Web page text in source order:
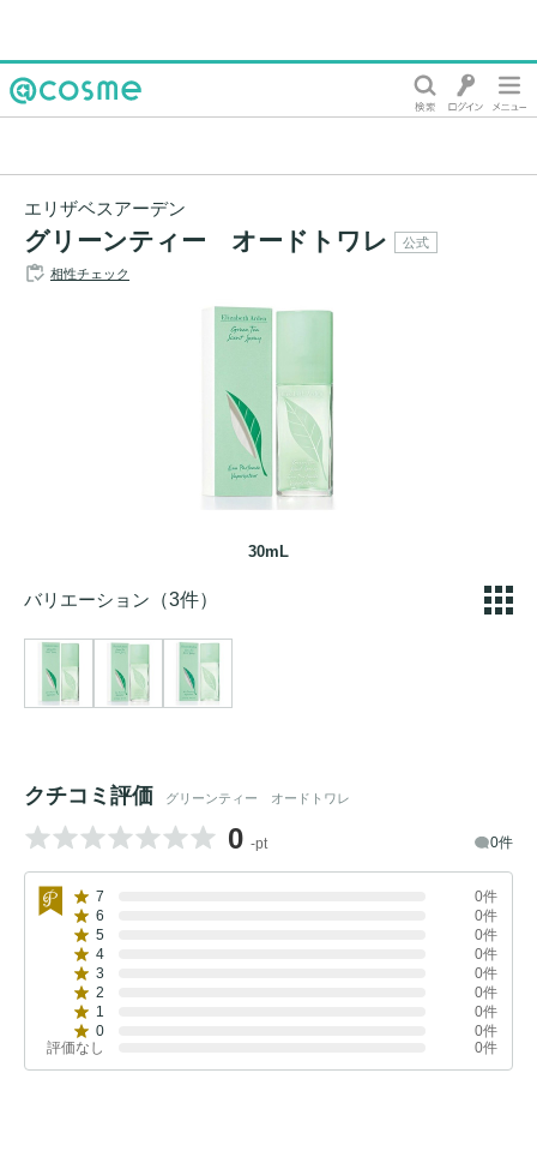
エリザベスアーデン
グリーンティー オードトワレ 公式
相性チェック
30mL
バリエーション （3件）
クチコミ評価 グリーンティー オードトワレ
0 -pt 0件
7
0件
6
0件
5
0件
4
0件
3
0件
2
0件
1
0件
0
0件
評価なし
0件